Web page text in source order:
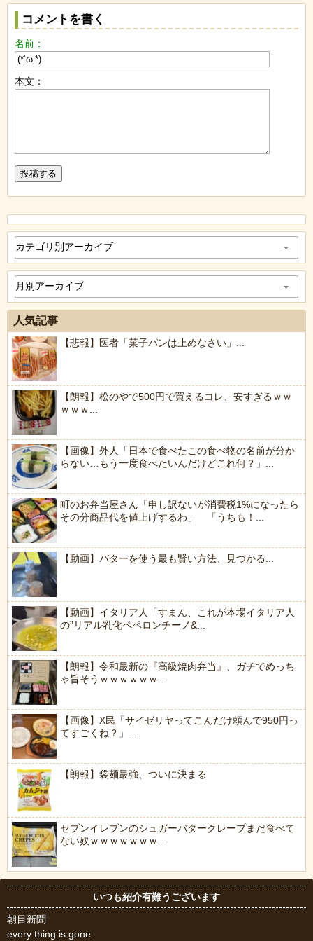
コメントを書く
名前：
本文：
人気記事
【悲報】医者「菓子パンは止めなさい」...
【朗報】松のやで500円で買えるコレ、安すぎるｗｗ
ｗｗｗ...
【画像】外人「日本で食べたこの食べ物の名前が分か
らない…もう一度食べたいんだけどこれ何？」...
町のお弁当屋さん「申し訳ないが消費税1%になったら
その分商品代を値上げするわ」 「うちも！...
【動画】バターを使う最も賢い方法、見つかる...
【動画】イタリア人「すまん、これが本場イタリア人
の”リアル乳化ペペロンチーノ&...
【朗報】令和最新の『高級焼肉弁当』、ガチでめっち
ゃ旨そうｗｗｗｗｗｗ...
【画像】X民「サイゼリヤってこんだけ頼んで950円っ
てすごくね？」...
【朗報】袋麺最強、ついに決まる
セブンイレブンのシュガーバタークレープまだ食べて
ない奴ｗｗｗｗｗｗｗ...
いつも紹介有難うございます
朝目新聞
every thing is gone